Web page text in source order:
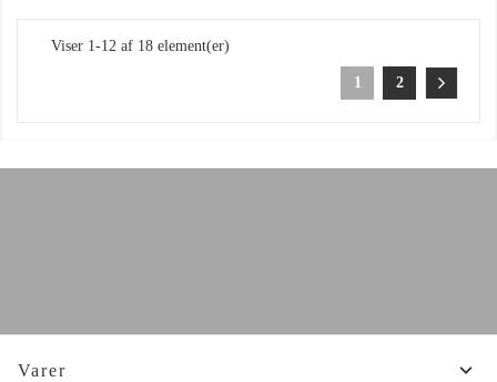
Viser 1-12 af 18 element(er)
1 2
Varer 